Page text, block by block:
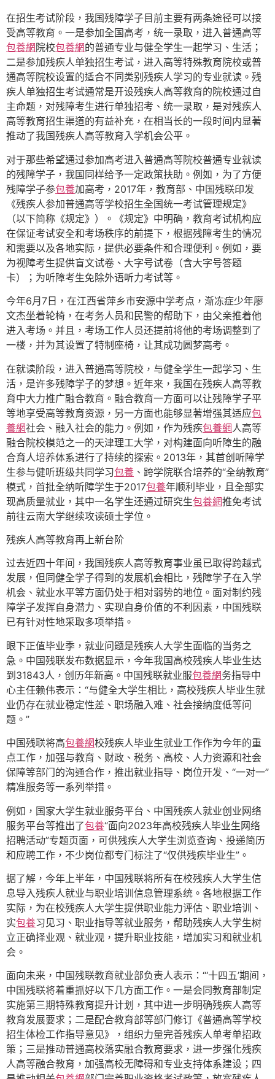
在招生考试阶段，我国残障学子目前主要有两条途径可以接
受高等教育。一是参加全国高考，统一录取，进入普通高等
包養網 院校包養網的普通专业与健全学生一起学习、生活；
二是参加残疾人单独招生考试，进入高等特殊教育院校或普
通高等院校设置的适合不同类别残疾人学习的专业就读。残
疾人单独招生考试通常是开设残疾人高等教育的院校通过自
主命题，对残障考生进行单独招考、统一录取，是对残疾人
高等教育招生渠道的有益补充，在相当长的一段时间内显著
推动了我国残疾人高等教育入学机会公平。
对于那些希望通过参加高考进入普通高等院校普通专业就读
的残障学子，我国同样给予一定政策扶助。例如，为了方便
残障学子参包養加高考，2017年，教育部、中国残联印发
《残疾人参加普通高等学校招生全国统一考试管理规定》
（以下简称《规定》）。《规定》中明确，教育考试机构应
在保证考试安全和考场秩序的前提下，根据残障考生的情况
和需要以及各地实际，提供必要条件和合理便利。例如，要
为视障考生提供盲文试卷、大字号试卷（含大字号答题
卡）；为听障考生免除外语听力考试等。
今年6月7日，在江西省萍乡市安源中学考点，渐冻症少年廖
文杰坐着轮椅，在考务人员和民警的帮助下，由父亲推着他
进入考场。并且，考场工作人员还提前将他的考场调整到了
一楼，并为其设置了特制座椅，让其成功圆梦高考。
在就读阶段，进入普通高等院校，与健全学生一起学习、生
活，是许多残障学子的梦想。近年来，我国在残疾人高等教
育中大力推广融合教育。融合教育一方面可以让残障学子平
等地享受高等教育资源，另一方面也能够显著增强其适应包
養網社会、融入社会的能力。例如，作为残疾包養網人高等
融合院校模范之一的天津理工大学，对构建面向听障生的融
合育人培养体系进行了持续的探索。2013年，其首创听障学
生参与健听班级共同学习包養 、跨学院联合培养的“全纳教育”
模式，首批全纳听障学生于2017包養年顺利毕业，且全部实
现高质量就业，其中一名学生还通过研究生包養網推免考试
前往云南大学继续攻读硕士学位。
残疾人高等教育再上新台阶
过去近四十年间，我国残疾人高等教育事业虽已取得跨越式
发展，但同健全学子得到的发展机会相比，残障学子在入学
机会、就业水平等方面仍处于相对弱势的地位。面对制约残
障学子发挥自身潜力、实现自身价值的不利因素，中国残联
已有针对性地采取多项举措。
眼下正值毕业季，就业问题是残疾人大学生面临的当务之
急。中国残联发布数据显示，今年我国高校残疾人毕业生达
到31843人，创历年新高。中国残联就业服包養網务指导中
心主任赖伟表示：“与健全大学生相比，高校残疾人毕业生就
业仍存在就业稳定性差、职场融入难、社会接纳度低等问
题。”
中国残联将高包養網校残疾人毕业生就业工作作为今年的重
点工作，加强与教育、财政、税务、高校、人力资源和社会
保障等部门的沟通合作，推出就业指导、岗位开发、“一对一”
精准服务等一系列举措。
例如，国家大学生就业服务平台、中国残疾人就业创业网络
服务平台等推出了包養“面向2023年高校残疾人毕业生网络
招聘活动”专题页面，可供残疾人大学生浏览查询、投递简历
和应聘工作，不少岗位都专门标注了“仅供残疾毕业生”。
据了解，今年上半年，中国残联将所有在校残疾人大学生信
息导入残疾人就业与职业培训信息管理系统。各地根据工作
实际，为在校残疾人大学生提供职业能力评估、职业培训、
实包養习见习、职业指导等就业服务，帮助残疾人大学生树
立正确择业观、就业观，提升职业技能，增加实习和就业机
会。
面向未来，中国残联教育就业部负责人表示：“‘十四五’期间，
中国残联将着重抓好以下几方面工作。一是会同教育部制定
实施第三期特殊教育提升计划，其中进一步明确残疾人高等
教育发展要求；二是配合教育部等部门修订《普通高等学校
招生体检工作指导意见》，组织力量完善残疾人单考单招政
策；三是推动普通高校落实融合教育要求，进一步强化残疾
人高等融合教育，加强高校无障碍和专业支持体系建设；四